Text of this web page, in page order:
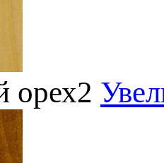
орех2